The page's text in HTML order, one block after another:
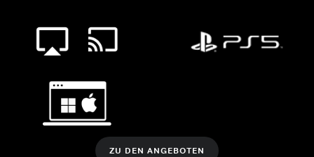
ZU DEN ANGEBOTEN